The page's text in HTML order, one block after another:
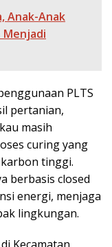
Anak-Anak
Menjadi
PLTS
pertanian,
masih
curing yang
tinggi.
berbasis closed
energi, menjaga
lingkungan.